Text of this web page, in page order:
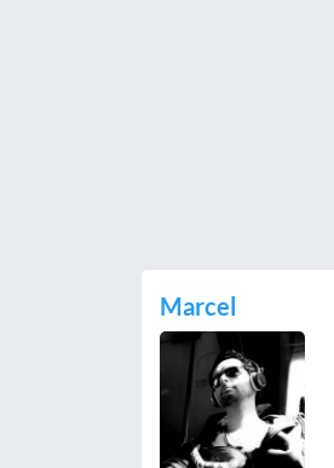
Marcel